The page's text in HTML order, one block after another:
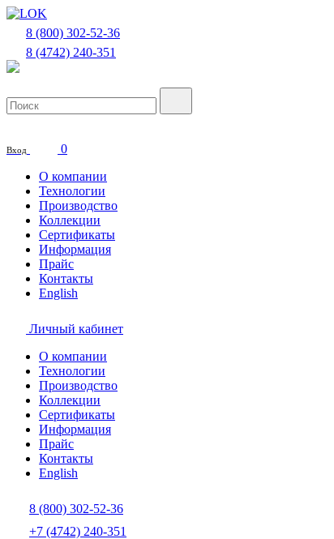
8 (800) 302-52-36
8 (4742) 240-351
Вход
0
О компании
Технологии
Производство
Коллекции
Сертификаты
Информация
Прайс
Контакты
Еnglish
Личный кабинет
О компании
Технологии
Производство
Коллекции
Сертификаты
Информация
Прайс
Контакты
Еnglish
8 (800) 302-52-36
+7 (4742) 240-351